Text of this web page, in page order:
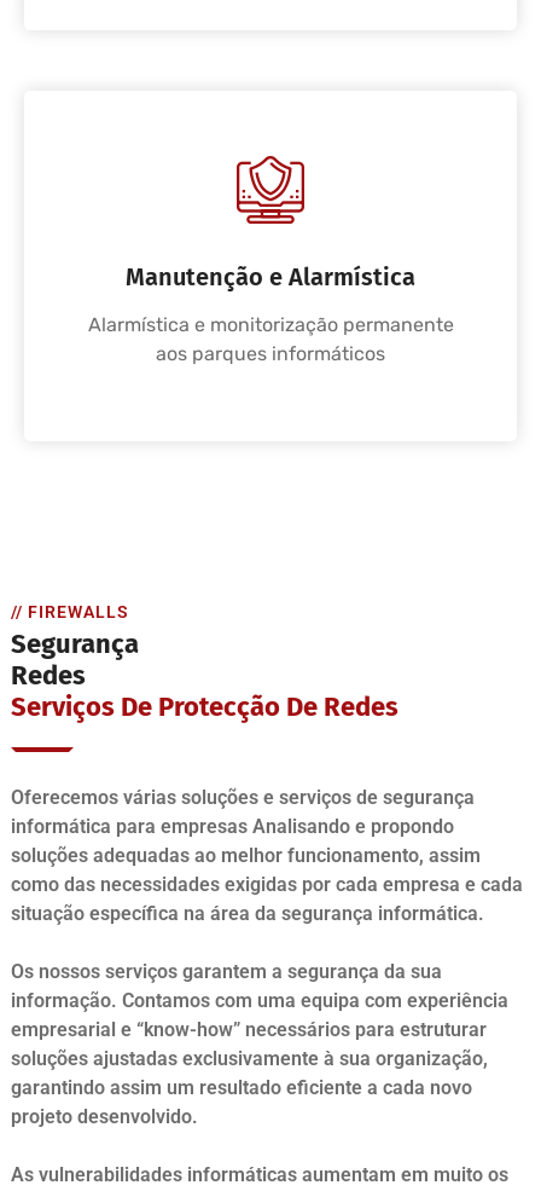
Manutenção e Alarmística
Alarmística e monitorização permanente
aos parques informáticos
// FIREWALLS
Segurança
Redes
Serviços De Protecção De Redes
Oferecemos várias soluções e serviços de segurança
informática para empresas Analisando e propondo
soluções adequadas ao melhor funcionamento, assim
como das necessidades exigidas por cada empresa e cada
situação específica na área da segurança informática.
Os nossos serviços garantem a segurança da sua
informação. Contamos com uma equipa com experiência
empresarial e “know-how” necessários para estruturar
soluções ajustadas exclusivamente à sua organização,
garantindo assim um resultado eficiente a cada novo
projeto desenvolvido.
As vulnerabilidades informáticas aumentam em muito os